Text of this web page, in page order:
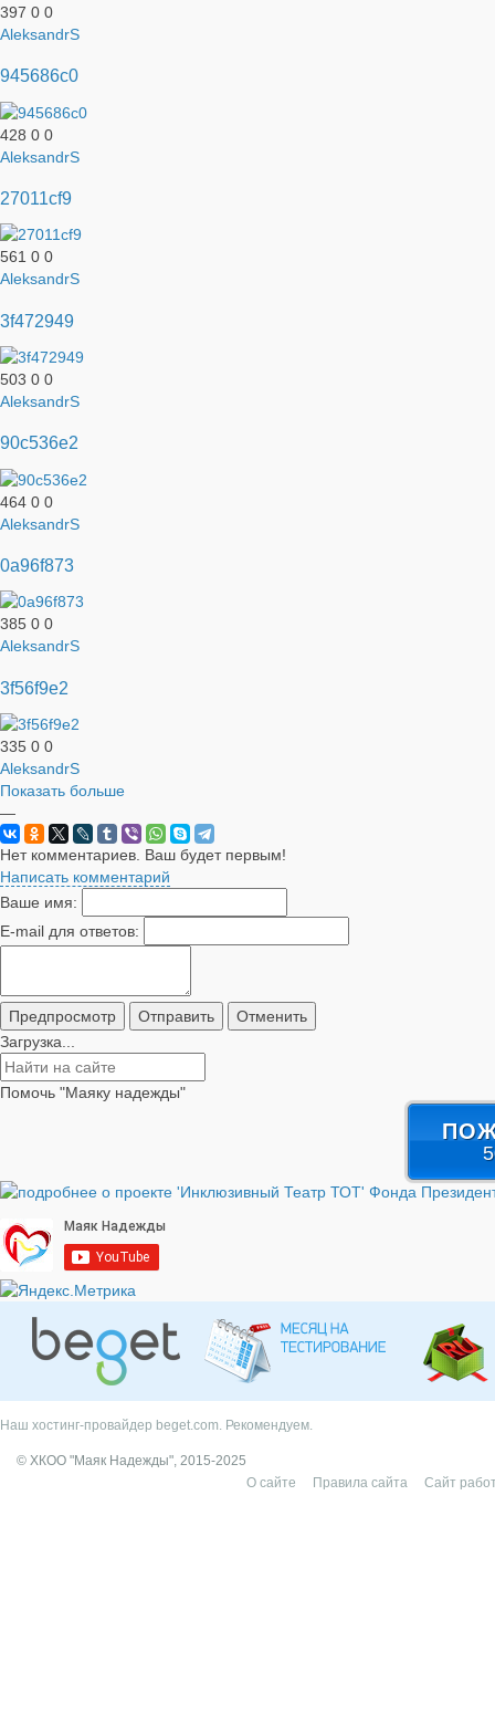
397 0 0
AleksandrS
945686c0
428 0 0
AleksandrS
27011cf9
561 0 0
AleksandrS
3f472949
503 0 0
AleksandrS
90c536e2
464 0 0
AleksandrS
0a96f873
385 0 0
AleksandrS
3f56f9e2
335 0 0
AleksandrS
Показать больше
—
Нет комментариев. Ваш будет первым!
Написать комментарий
Ваше имя:
E-mail для ответов:
Загрузка...
Помочь "Маяку надежды"
Наш хостинг-провайдер beget.com. Рекомендуем.
© ХКОО "Маяк Надежды", 2015-2025
О сайте
Правила сайта Сайт